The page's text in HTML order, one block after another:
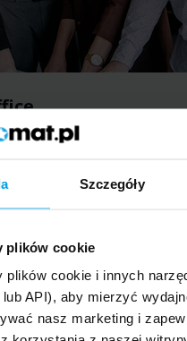
Szczegóły
plików cookie
plików cookie i innych
lub API), aby mierzyć
nasz marketing i
kadrowe
dzień
i oprowadzenie po
do organizacji
z przełożonym